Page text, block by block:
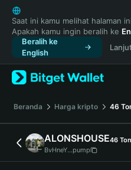
English
日本語
Tiếng Việt
Русский
Español (Latinoamérica)
Türkçe
Français
Deutsch
简体中文
繁體中文
Português (Portugal)
Saat ini kamu melihat halaman
Apakah kamu ingin beralih ke
Beralih ke
English
Beranda Harga kripto 46
ALONSHOUSE46
BvHneY...pump